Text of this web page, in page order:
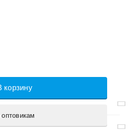
корзину
оптовикам